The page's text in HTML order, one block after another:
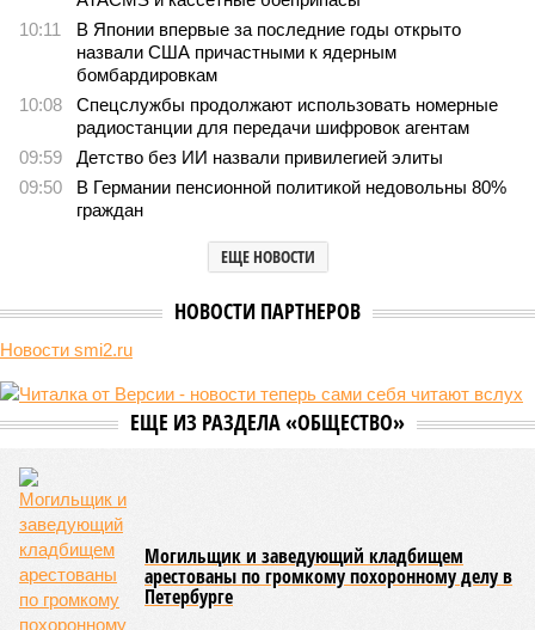
Монополия вкладывалась-вкладывалась в Армению и
довкладывалась
(фото: Deep Vision)
Премьер закавказской республики Никол Пашинян заявил, что
его страна может потребовать у Москвы до 2 млрд долларов
ежегодно за аренду Южно-Кавказской железной дороги (ЮКЖД).
причём исключительно за российский счёт. И в
складывающейся ситуации, кажется, больше вопросов не к
По мнению Пашиняна
выходящего. Дескать, Ереван считает транспортную сеть
своей собственностью и теперь намерен просить за аренду
«железки» означенную сумму. При этом, как отмечают
эксперты, армянская сторона, выставляя этот счёт, не
раскрыла методику его калькуляции, то есть, получается,